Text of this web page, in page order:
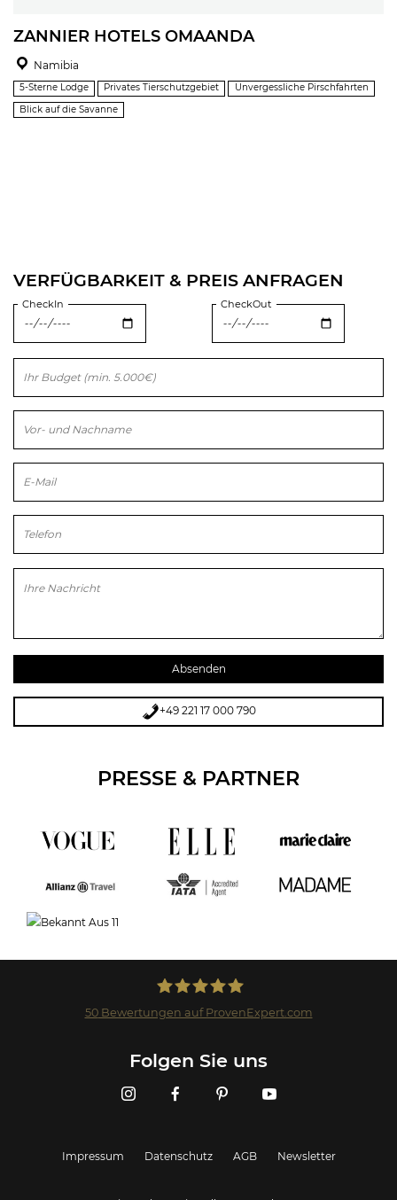
ZANNIER HOTELS OMAANDA
Namibia
5-Sterne Lodge Privates Tierschutzgebiet
Unvergessliche Pirschfahrten
Blick auf die Savanne
VERFÜGBARKEIT & PREIS ANFRAGEN
CheckIn CheckOut
Bitte lasse dieses Feld leer.
Bitte lasse dieses Feld leer.
+49 221 17 000 790
PRESSE & PARTNER
50Bewertungen auf ProvenExpert.com
Folgen Sie uns
Impressum Datenschutz AGB Newsletter